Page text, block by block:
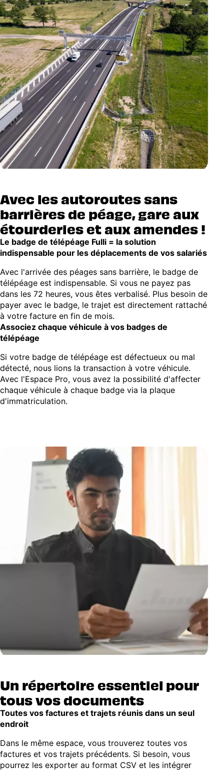
Avec les autoroutes sans
barrières de péage, gare aux
étourderies et aux amendes !
Le badge de télépéage Fulli = la solution
indispensable pour les déplacements de vos salariés
Avec l'arrivée des péages sans barrière, le badge de
télépéage est indispensable. Si vous ne payez pas
dans les 72 heures, vous êtes verbalisé. Plus besoin de
payer avec le badge, le trajet est directement rattaché
à votre facture en fin de mois.
Associez chaque véhicule à vos badges de
télépéage
Si votre badge de télépéage est défectueux ou mal
détecté, nous lions la transaction à votre véhicule.
Avec l'Espace Pro, vous avez la possibilité d'affecter
chaque véhicule à chaque badge via la plaque
d'immatriculation.
Un répertoire essentiel pour
tous vos documents
Toutes vos factures et trajets réunis dans un seul
endroit
Dans le même espace, vous trouverez toutes vos
factures et vos trajets précédents. Si besoin, vous
pourrez les exporter au format CSV et les intégrer